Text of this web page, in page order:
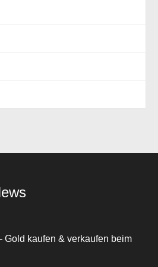
Gold kaufen & verkaufen beim